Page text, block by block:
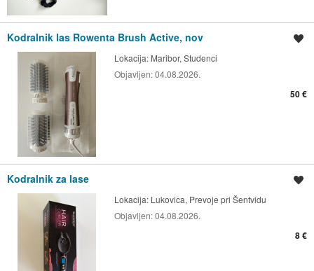
Kodralnik las Rowenta Brush Active, nov
Lokacija: Maribor, Studenci
Objavljen:04.08.2026.
50 €
Kodralnik za lase
Lokacija: Lukovica, Prevoje pri Šentvidu
Objavljen:04.08.2026.
8 €